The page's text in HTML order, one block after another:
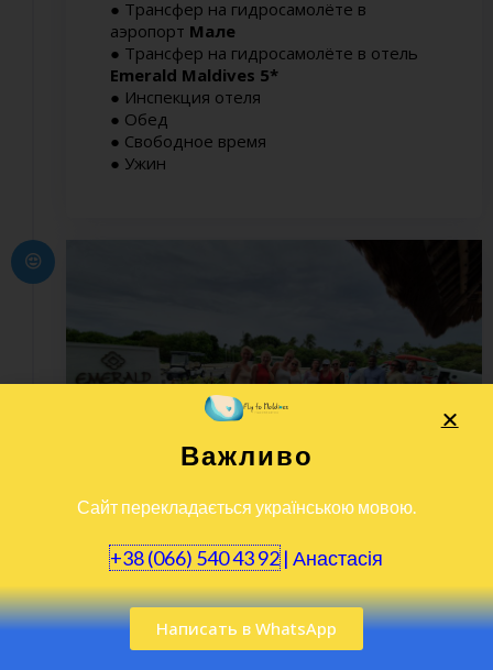
● Трансфер на гидросамолёте в
аэропорт Мале
● Трансфер на гидросамолёте в отель
Emerald Maldives 5*
● Инспекция отеля
● Обед
● Свободное время
● Ужин
Воскресенье, 07 Ноября
Emerald Maldives 5*
Важливо
Сайт перекладається українською мовою.
+38 (066) 540 43 92| Анастасія
Написать в WhatsApp